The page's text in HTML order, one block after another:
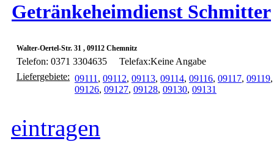
Getränkeheimdienst Schmitter
Walter-Oertel-Str. 31 , 09112 Chemnitz
Telefon: 0371 3304635
Telefax:Keine Angabe
Liefergebiete: 09111 , 09112, 09113, 09114, 09116, 09117, 09119
09126, 09127, 09128, 09130, 09131
eintragen